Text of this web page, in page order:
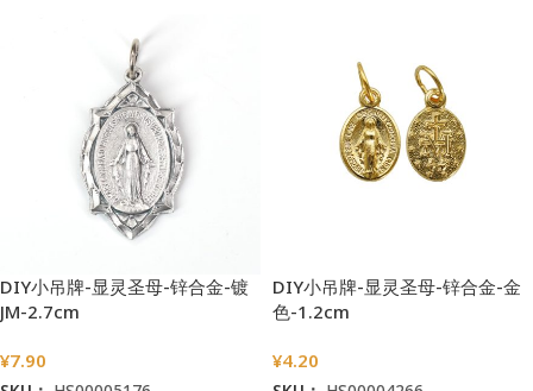
DIY小吊牌-显灵圣母-锌合金-镀
JM-2.7cm
¥7.90
DIY小吊牌-显灵圣母-锌合金-金
色-1.2cm
¥4.20